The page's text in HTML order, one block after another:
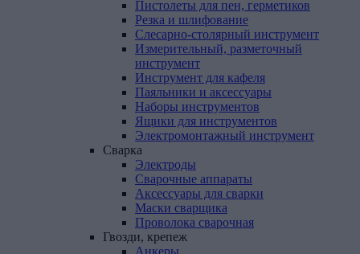
Пистолеты для пен, герметиков
Резка и шлифование
Слесарно-столярный инструмент
Измерительный, разметочный
инструмент
Инструмент для кафеля
Паяльники и аксессуары
Наборы инструментов
Ящики для инструментов
Электромонтажный инструмент
Сварка
Электроды
Сварочные аппараты
Аксессуары для сварки
Маски сварщика
Проволока сварочная
Гвозди, крепеж
Анкеры